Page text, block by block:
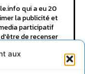
aux
qui a eu 20
la publicité et
participatif
de recenser
ouvert à toute
bénéfique